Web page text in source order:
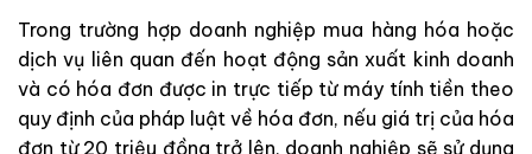
Trong trường hợp doanh nghiệp mua hàng hóa hoặc
dịch vụ liên quan đến hoạt động sản xuất kinh doanh
và có hóa đơn được in trực tiếp từ máy tính tiền theo
quy định của pháp luật về hóa đơn, nếu giá trị của hóa
đơn từ 20 triệu đồng trở lên, doanh nghiệp sẽ sử dụng